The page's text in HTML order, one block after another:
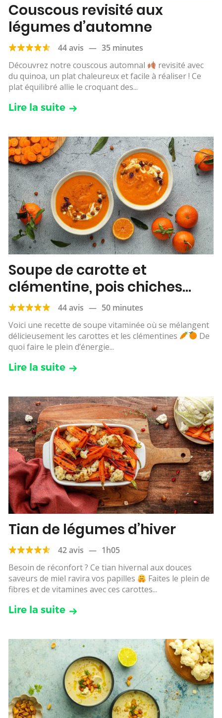
Couscous revisité aux
légumes d’automne
44 avis — 35 minutes
Découvrez notre couscous automnal
revisité avec
du quinoa, un plat chaleureux et facile à réaliser ! Ce
plat équilibré allie le croquant des...
Lire la suite
Soupe de carotte et
clémentine, pois chiches
rôtis
44 avis — 50 minutes
Voici une recette de soupe vitaminée où se mélangent
délicieusement les carottes et les clémentines
De
quoi faire le plein d’énergie...
Lire la suite
Tian de légumes d’hiver
42 avis — 1h05
Besoin de réconfort ? Ce tian hivernal aux douces
saveurs de miel ravira vos papilles
Faites le plein de
fibres et de vitamines avec ces carottes...
Lire la suite